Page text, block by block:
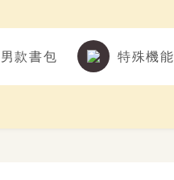
男款書包 特殊機能